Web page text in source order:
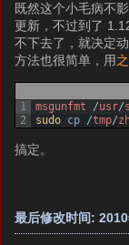
既然这个小毛病不
更新，不过到了
不下去了，就决定
方法也很简单，用
1
2
msgunfmt /usr/
sudo cp /tmp/
搞定。
最后修改时间: